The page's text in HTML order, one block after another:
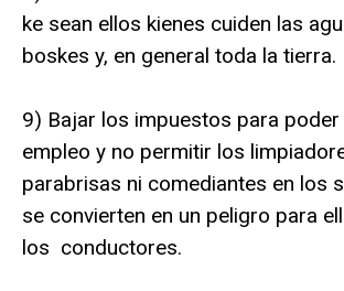
ke sean ellos kienes cuiden las
boskes y, en general toda la tierra.
9) Bajar los impuestos para poder
empleo y no permitir los
parabrisas ni comediantes en los
se convierten en un peligro para
los conductores.